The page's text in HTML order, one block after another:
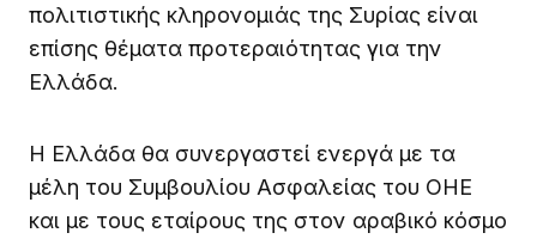
πολιτιστικής κληρονομιάς της Συρίας είναι
επίσης θέματα προτεραιότητας για την
Ελλάδα.
Η Ελλάδα θα συνεργαστεί ενεργά με τα
μέλη του Συμβουλίου Ασφαλείας του ΟΗΕ
και με τους εταίρους της στον αραβικό κόσμο